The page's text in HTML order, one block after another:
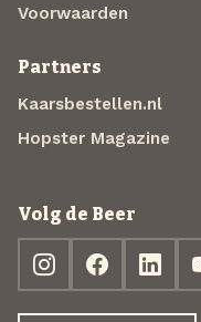
Voorwaarden
Partners
Kaarsbestellen.nl
Hopster Magazine
Volg de Beer